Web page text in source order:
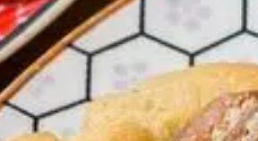
visiteurs, notamment selon la
Nos politique de confidentialité